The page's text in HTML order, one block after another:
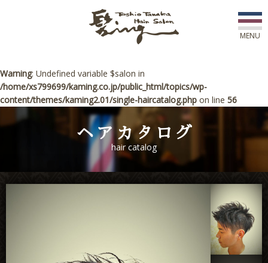
初めての方へ
店舗一覧
MENU
Warning: Undefined variable $salon in
/home/xs799699/kaming.co.jp/public_html/topics/wp-
content/themes/kaming2.01/single-haircatalog.php on line 56
ヘアカタログ
hair catalog